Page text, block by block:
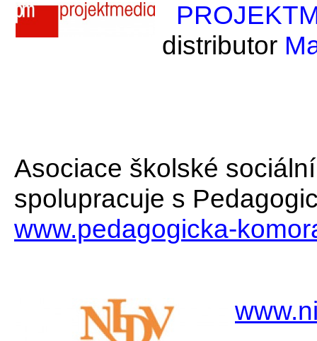
distributor
Asociace školské
spolupracuje s
www.pedagogicka-